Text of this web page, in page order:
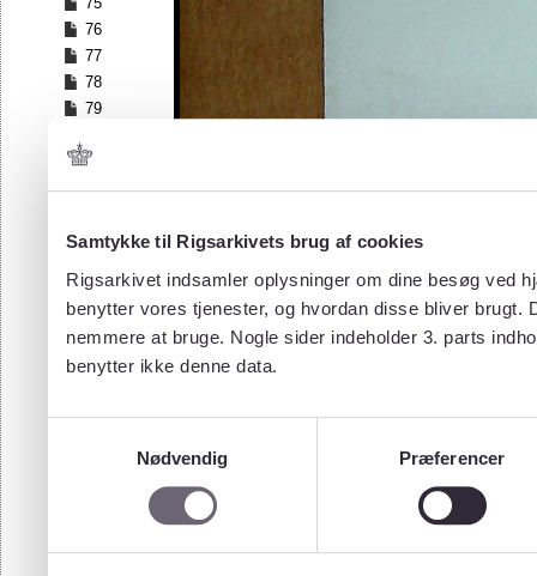
Samtykke til Rigsarkivets brug af cookies
Rigsarkivet indsamler oplysninger om dine besøg ved
benytter vores tjenester, og hvordan disse bliver
nemmere at bruge. Nogle sider indeholder 3. parts
benytter ikke denne data.
Nødvendig
Præferencer
76
77
78
79
81
82
84
86
87
88
89
96